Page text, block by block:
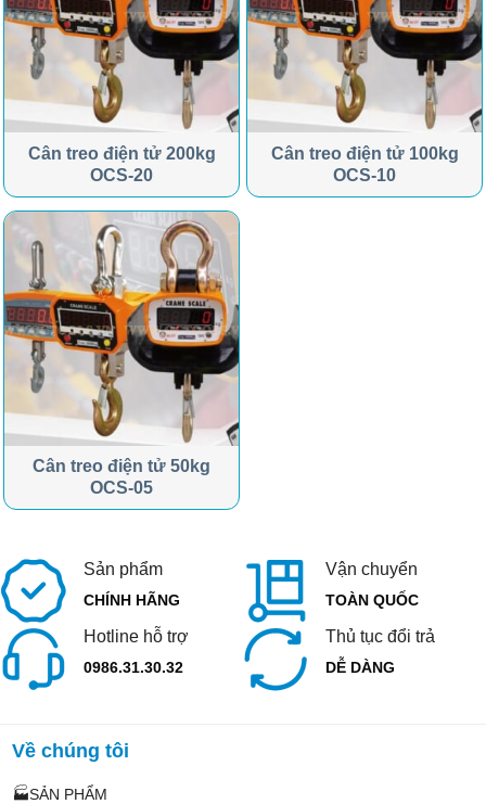
Cân treo điện tử 200kg
OCS-20
Cân treo điện tử 100kg
OCS-10
Cân treo điện tử 50kg
OCS-05
Sản phẩm
CHÍNH HÃNG
Vận chuyển
TOÀN QUỐC
Hotline hỗ trợ
0986.31.30.32
Thủ tục đổi trả
DỄ DÀNG
Về chúng tôi
🏭SẢN PHẨM